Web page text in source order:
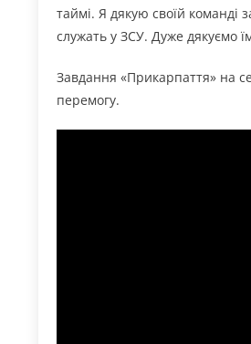
таймі. Я дякую своїй
служать у ЗСУ. Дуже дякуємо
Завдання «Прикарпаття» на
перемогу.